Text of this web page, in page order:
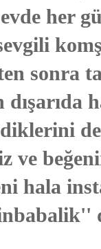
her
sonra
dışarıda
ve
hala